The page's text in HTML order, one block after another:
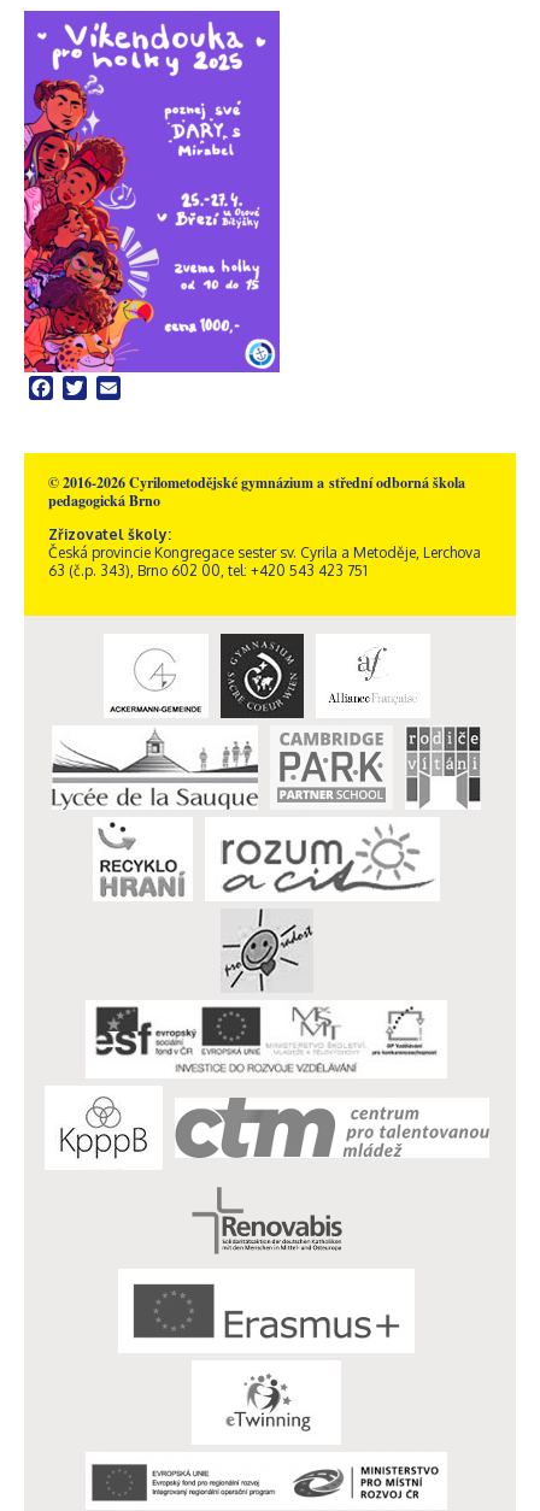
Facebook
Twitter
© 2016-2026 Cyrilometodějské gymnázium a střední odborná škola
pedagogická Brno
Zřizovatel školy:
Česká provincie Kongregace sester sv. Cyrila a Metoděje, Lerchova
63 (č.p. 343), Brno 602 00, tel: +420 543 423 751